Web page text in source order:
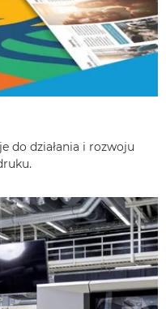
do działania i rozwoju